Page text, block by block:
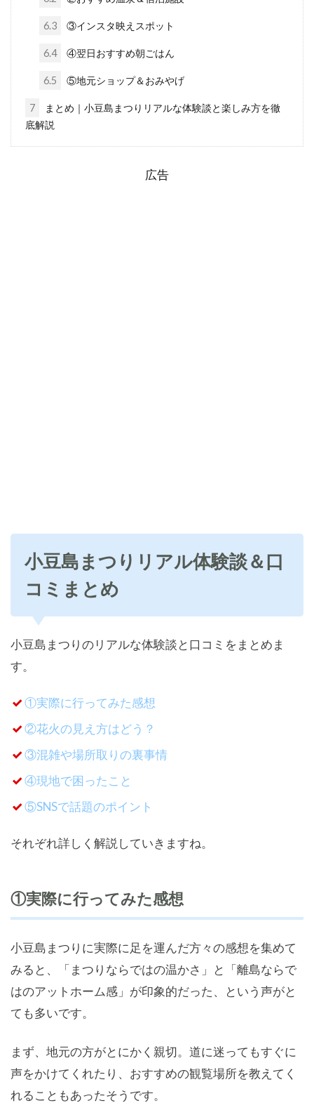
6.3 ③インスタ映えスポット
6.4 ④翌日おすすめ朝ごはん
6.5 ⑤地元ショップ＆おみやげ
7
まとめ｜小豆島まつりリアルな体験談と楽しみ方を徹
底解説
広告
小豆島まつりリアル体験談＆口
コミまとめ
小豆島まつりのリアルな体験談と口コミをまとめま
す。
①実際に行ってみた感想
②花火の見え方はどう？
③混雑や場所取りの裏事情
④現地で困ったこと
⑤SNSで話題のポイント
それぞれ詳しく解説していきますね。
①実際に行ってみた感想
小豆島まつりに実際に足を運んだ方々の感想を集めて
みると、「まつりならではの温かさ」と「離島ならで
はのアットホーム感」が印象的だった、という声がと
ても多いです。
まず、地元の方がとにかく親切。道に迷ってもすぐに
声をかけてくれたり、おすすめの観覧場所を教えてく
れることもあったそうです。